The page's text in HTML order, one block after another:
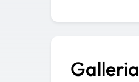
Galleria